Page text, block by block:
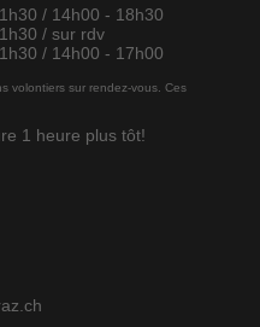
/ 14h00 - 18h30
/ sur rdv
/ 14h00 - 17h00
volontiers sur rendez-vous. Ces
1 heure plus tôt!